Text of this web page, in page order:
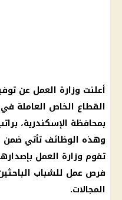
أعلنت وزارة العمل عن
القطاع الخاص العاملة
وهذه الوظائف تأتي ضمن
تقوم وزارة العمل
فرص عمل للشباب
المجالات.